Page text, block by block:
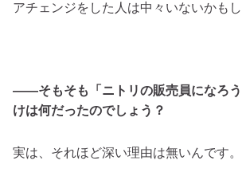
アチェンジをした人は中々いないかもし
――そもそも「ニトリの販売員になろ
けは何だったのでしょう？
実は、それほど深い理由は無いんです。